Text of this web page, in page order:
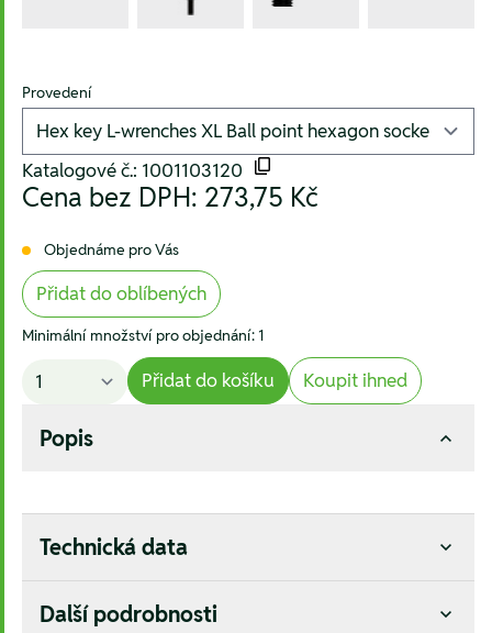
Provedení
Katalogové č.: 1001103120
Cena bez DPH: 273,75 Kč
Objednáme pro Vás
Přidat do oblíbených
Minimální množství pro objednání: 1
Přidat do košíku Koupit ihned
Popis
Technická data
Další podrobnosti